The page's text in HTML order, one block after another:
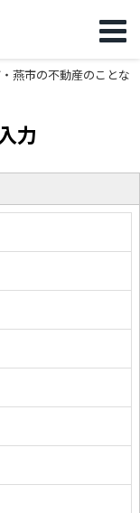
燕市の不動産のことな
力